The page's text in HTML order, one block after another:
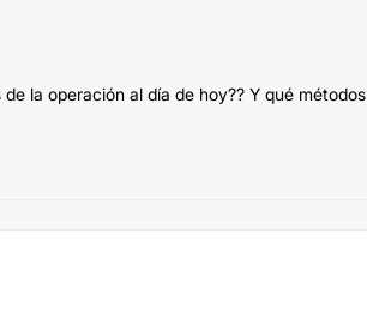
la operación al día de hoy?? Y qué